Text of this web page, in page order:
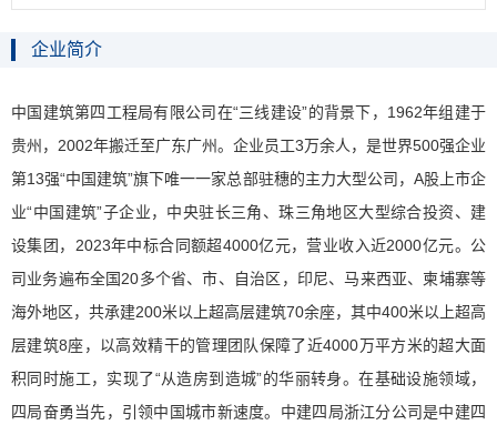
企业简介
中国建筑第四工程局有限公司在“三线建设”的背景下，1962年组建于
贵州，2002年搬迁至广东广州。企业员工3万余人，是世界500强企业
第13强“中国建筑”旗下唯一一家总部驻穗的主力大型公司，A股上市企
业“中国建筑”子企业，中央驻长三角、珠三角地区大型综合投资、建
设集团，2023年中标合同额超4000亿元，营业收入近2000亿元。公
司业务遍布全国20多个省、市、自治区，印尼、马来西亚、柬埔寨等
海外地区，共承建200米以上超高层建筑70余座，其中400米以上超高
层建筑8座，以高效精干的管理团队保障了近4000万平方米的超大面
积同时施工，实现了“从造房到造城”的华丽转身。在基础设施领域，
四局奋勇当先，引领中国城市新速度。中建四局浙江分公司是中建四